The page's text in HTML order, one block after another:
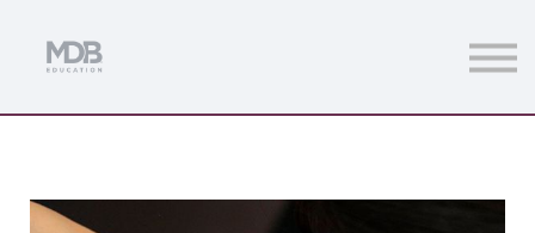
Únete a MDb Pro